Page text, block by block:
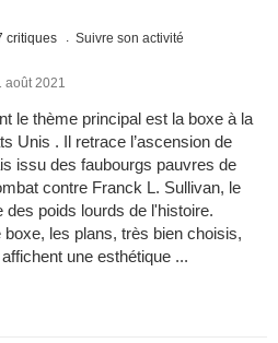
critiques Suivre son activité
août 2021
le thème principal est la boxe à la
Unis . Il retrace l’ascension de
issu des faubourgs pauvres de
contre Franck L. Sullivan, le
poids lourds de l'histoire.
les plans, très bien choisis,
une esthétique ...